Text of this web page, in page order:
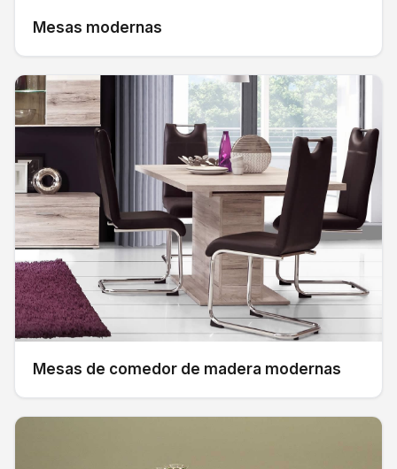
Mesas modernas
Mesas de comedor de madera modernas